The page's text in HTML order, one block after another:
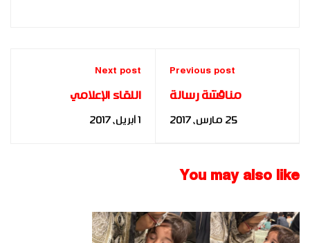
Previous post
مناقشة رسالة
25 مارس، 2017
Next post
اللقاء الإعلامي
للدكتورة سحر حاج علي
1 أبريل، 2017
You may also like